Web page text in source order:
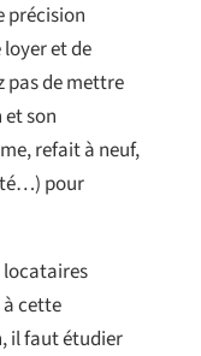
précision
et de
pas de mettre
son
refait à neuf,
pour
locataires
cette
il faut étudier